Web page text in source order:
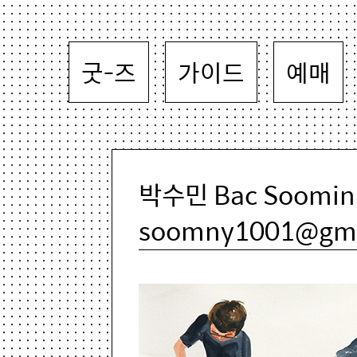
굿-즈 가이드 예매
박수민 Bac